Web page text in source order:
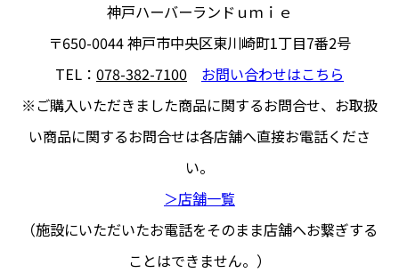
神戸ハーバーランドｕｍｉｅ
〒650-0044神戸市中央区東川崎町1丁目7番2号
TEL： 078-382-7100
お問い合わせはこちら
※ご購入いただきました商品に関するお問合せ、 お取扱
い商品に関するお問合せは各店舗へ直接お電話くださ
い。
＞店舗一覧
（施設にいただいたお電話をそのまま店舗へお繋ぎする
ことはできません。）